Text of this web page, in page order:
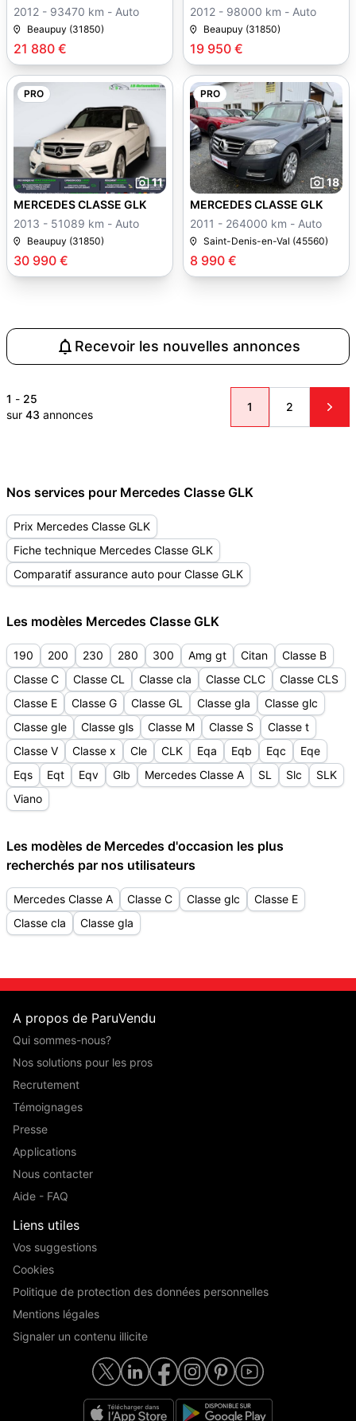
21 880 €
2012 - 93470 km - Auto
Beaupuy (31850)
19 950 €
2012 - 98000 km - Auto
Beaupuy (31850)
PRO
11
30 990 €
MERCEDES CLASSE GLK
2013 - 51089 km - Auto
Beaupuy (31850)
PRO
18
8 990 €
MERCEDES CLASSE GLK
2011 - 264000 km - Auto
Saint-Denis-en-Val (45560)
Recevoir les nouvelles annonces
1 - 25
sur 43 annonces
1 2
Nos services pour Mercedes Classe GLK
Prix Mercedes Classe GLK
Fiche technique Mercedes Classe GLK
Comparatif assurance auto pour Classe GLK
Les modèles Mercedes Classe GLK
190 200 230 280 300 Amg gt Citan
Classe B
Classe C
Classe CL Classe cla Classe CLC
Classe CLS
Classe E
Classe G Classe GL Classe gla
Classe glc
Classe gle
Classe gls Classe M Classe S
Classe t
Classe V
Classe x Cle CLK Eqa Eqb Eqc
Eqe
Eqs
Eqt Eqv Glb Mercedes Classe A SL Slc
SLK
Viano
Les modèles de Mercedes d'occasion les plus
recherchés par nos utilisateurs
Mercedes Classe A Classe C Classe glc
Classe E
Classe cla
Classe gla
A propos de ParuVendu
Qui sommes-nous?
Nos solutions pour les pros
Recrutement
Témoignages
Presse
Applications
Nous contacter
Aide - FAQ
Liens utiles
Vos suggestions
Cookies
Politique de protection des données personnelles
Mentions légales
Signaler un contenu illicite